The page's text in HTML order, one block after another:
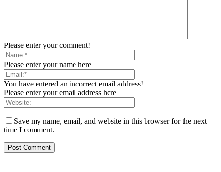
Please enter your comment!
Please enter your name here
You have entered an incorrect email address!
Please enter your email address here
Save my name, email, and website in this browser for the next
time I comment.